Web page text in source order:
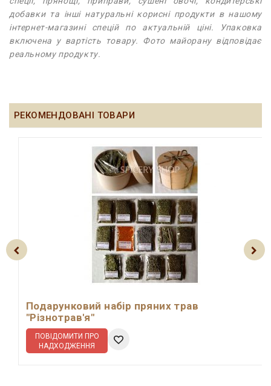
добавки та інші натуральні корисні продукти в нашому
інтернет-магазині спецій по актуальній ціні. Упаковка
включена у вартість товару. Фото майорану відповідає
реальному продукту.
РЕКОМЕНДОВАНІ ТОВАРИ
Подарунковий набір пряних трав
"Різнотрав'я"
ПОВІДОМИТИ ПРО
НАДХОДЖЕННЯ